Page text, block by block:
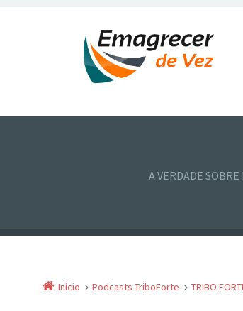
A VERDADE
Início Podcasts TriboForte TRIBO